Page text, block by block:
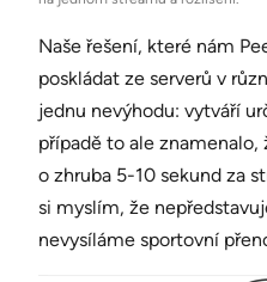
Naše řešení, které nám
poskládat ze serverů v
jednu nevýhodu: vytváří
případě to ale znamenalo,
o zhruba 5-10 sekund za
si myslím, že
nevysíláme sportovní